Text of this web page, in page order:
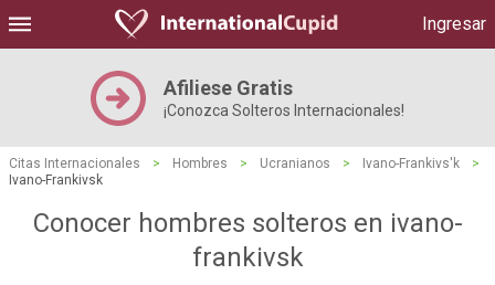
Ingresar
Afiliese Gratis
¡Conozca Solteros Internacionales!
Citas Internacionales > Hombres > Ucranianos > Ivano-Frankivs'k
>
Ivano-Frankivsk
Conocer hombres solteros en ivano-
frankivsk